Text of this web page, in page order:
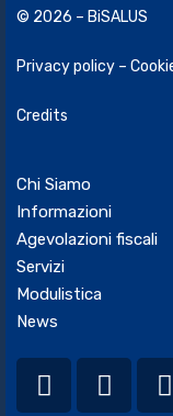
© 2026 – BiSALUS
Privacy policy –
Credits
Chi Siamo
Informazioni
Agevolazioni fiscali
Servizi
Modulistica
News